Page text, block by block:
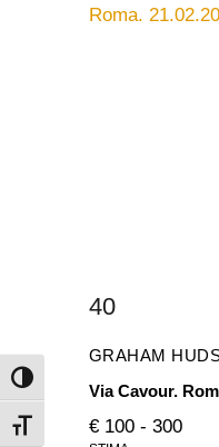
Attiva/disattiva alto contrasto
Attiva/disattiva dimensione
40
GRAHAM
Via Cavour.
€ 100 - 300